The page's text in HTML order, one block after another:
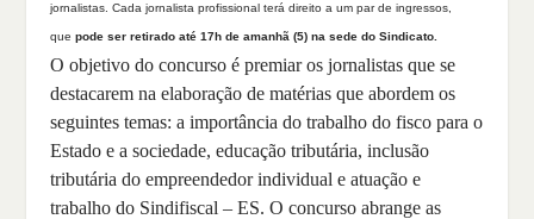
jornalistas. Cada jornalista profissional terá direito a um par de ingressos,
que pode ser retirado até 17h de amanhã (5) na sede do Sindicato.
O objetivo do concurso é premiar os jornalistas que se
destacarem na elaboração de matérias que abordem os
seguintes temas: a importância do trabalho do fisco para o
Estado e a sociedade, educação tributária, inclusão
tributária do empreendedor individual e atuação e
trabalho do Sindifiscal – ES. O concurso abrange as